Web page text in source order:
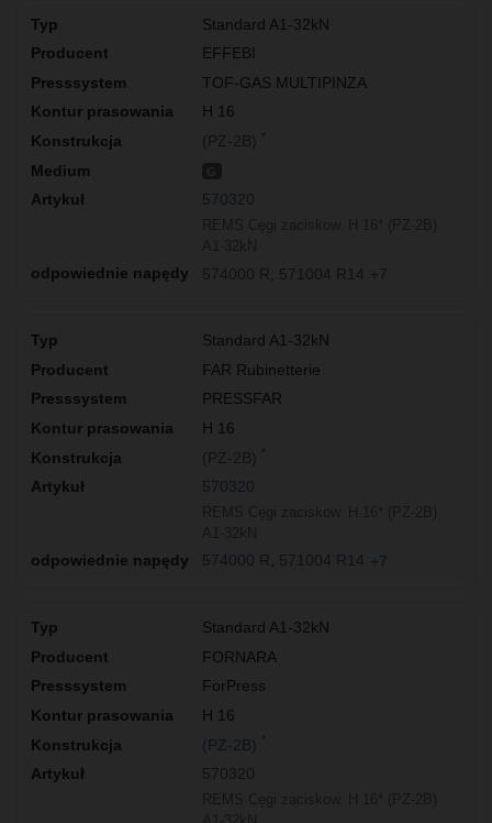
Standard A1-32kN
EFFEBI
TOF-GAS MULTIPINZA
H 16
(PZ-2B)
570320
574000 R 571004 R14 +7
Standard A1-32kN
FAR Rubinetterie
PRESSFAR
H 16
(PZ-2B)
570320
574000 R 571004 R14 +7
Standard A1-32kN
FORNARA
ForPress
H 16
(PZ-2B)
570320